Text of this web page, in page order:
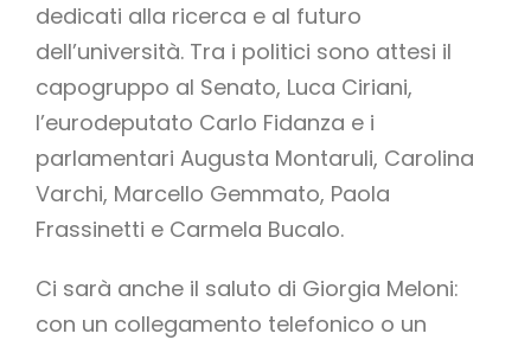
dedicati alla ricerca e al futuro
dell’università. Tra i politici sono attesi il
capogruppo al Senato, Luca Ciriani,
l’eurodeputato Carlo Fidanza e i
parlamentari Augusta Montaruli, Carolina
Varchi, Marcello Gemmato, Paola
Frassinetti e Carmela Bucalo.
Ci sarà anche il saluto di Giorgia Meloni:
con un collegamento telefonico o un